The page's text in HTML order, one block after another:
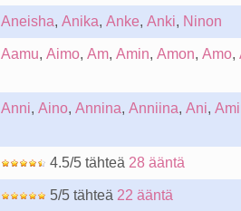
Aneisha, Anika, Anke, Anki, Ninon
Aamu, Aimo, Am, Amin, Amon, Amo,
Anni, Aino, Annina, Anniina, Ani,
4.5/5 tähteä 28 ääntä
5/5 tähteä 22 ääntä